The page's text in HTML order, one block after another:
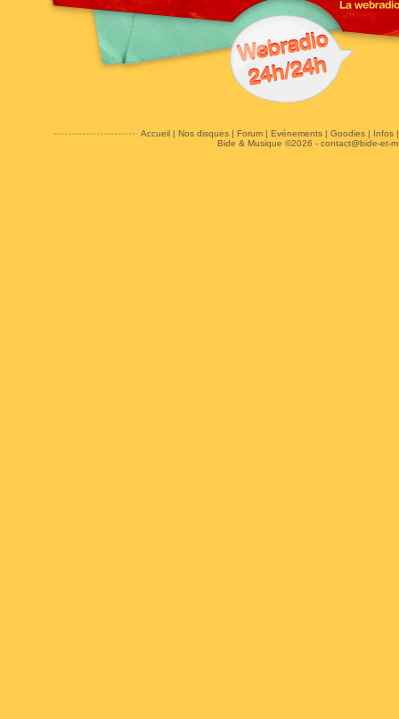
Accueil| Nos disques| Forum| Evénements| Goodies| Infos
Bide & Musique ©2026 - contact@bide-et-